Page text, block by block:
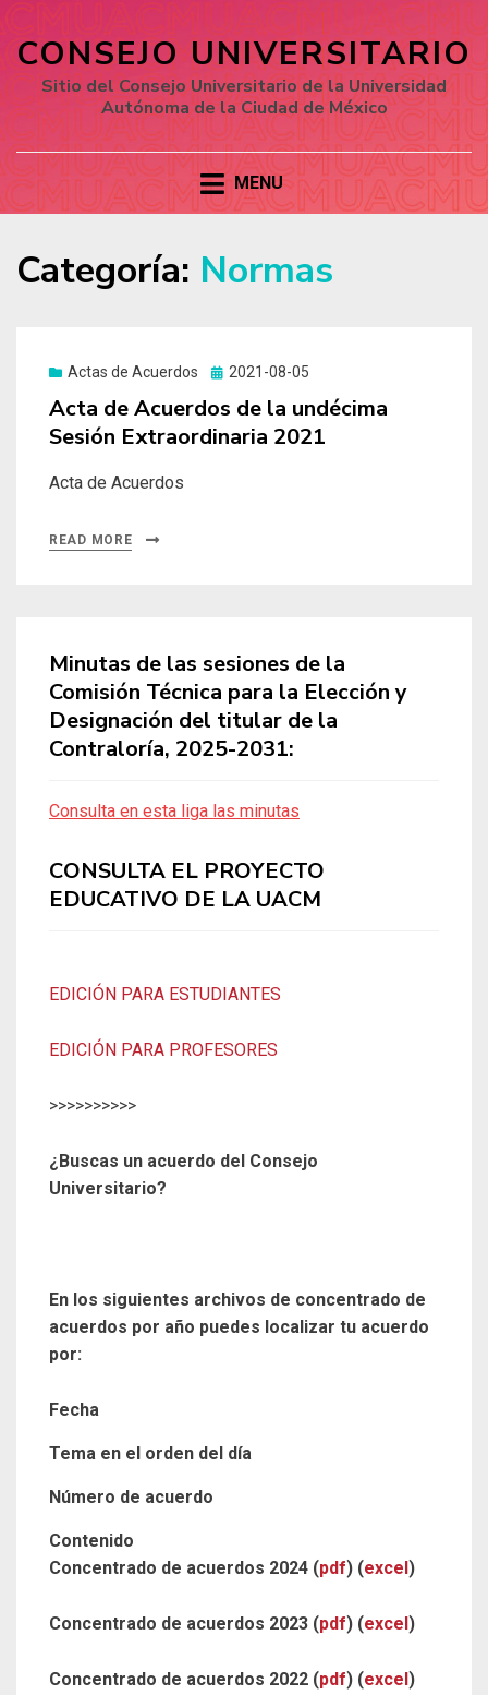
CONSEJO UNIVERSITARIO
Sitio del Consejo Universitario de la Universidad
Autónoma de la Ciudad de México
MENU
Categoría: Normas
Actas de Acuerdos
Posted
2021-08-05
Acta de Acuerdos de la undécima
Sesión Extraordinaria 2021
Acta de Acuerdos
READ MORE
Minutas de las sesiones de la
Comisión Técnica para la Elección y
Designación del titular de la
Contraloría, 2025-2031:
Consulta en esta liga las minutas
CONSULTA EL PROYECTO
EDUCATIVO DE LA UACM
EDICIÓN PARA ESTUDIANTES
EDICIÓN PARA PROFESORES
>>>>>>>>>>
¿Buscas un acuerdo del Consejo
Universitario?
En los siguientes archivos de concentrado de
acuerdos por año puedes localizar tu acuerdo
por:
Fecha
Tema en el orden del día
Número de acuerdo
Contenido
Concentrado de acuerdos 2024 (pdf) (excel )
Concentrado de acuerdos 2023 (pdf) (excel )
Concentrado de acuerdos 2022 (pdf) (excel )